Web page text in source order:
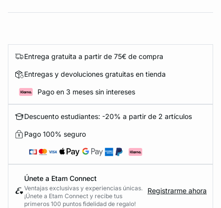
Entrega gratuita a partir de 75€ de compra
Entregas y devoluciones gratuitas en tienda
Pago en 3 meses sin intereses
Descuento estudiantes: -20% a partir de 2 artículos
Pago 100% seguro
Únete a Etam Connect
Ventajas exclusivas y experiencias únicas.
¡Únete a Etam Connect y recibe tus
primeros 100 puntos fidelidad de regalo!
Registrarme ahora